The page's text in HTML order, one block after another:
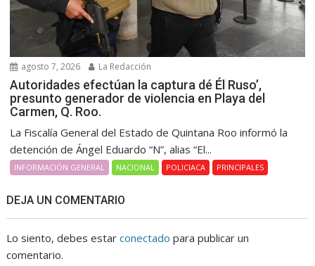
agosto 7, 2026 La Redacción
Autoridades efectúan la captura dé Él Ruso’,
presunto generador de violencia en Playa del
Carmen, Q. Roo.
La Fiscalía General del Estado de Quintana Roo informó la
detención de Ángel Eduardo “N”, alias “El...
INFORMACIÓN GENERAL NACIONAL POLICIACA PRINCIPALES
DEJA UN COMENTARIO
Lo siento, debes estarconectado para publicar un
comentario.